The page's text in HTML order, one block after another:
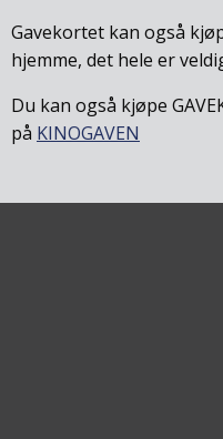
Gavekortet kan også
hjemme, det hele er
Du kan også kjøpe
på KINOGAVEN